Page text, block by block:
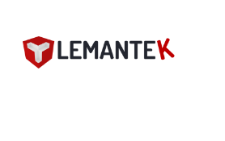
contenu